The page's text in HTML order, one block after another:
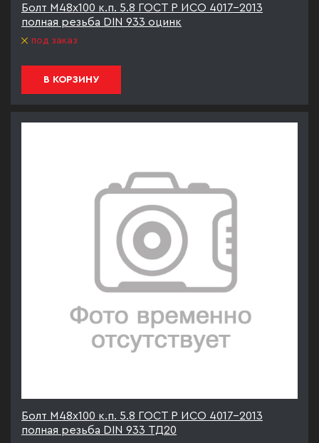
Болт М48х100 к.п. 5.8 ГОСТ Р ИСО 4017-2013
полная резьба DIN 933 оцинк
под заказ
В КОРЗИНУ
Болт М48х100 к.п. 5.8 ГОСТ Р ИСО 4017-2013
полная резьба DIN 933 ТД20